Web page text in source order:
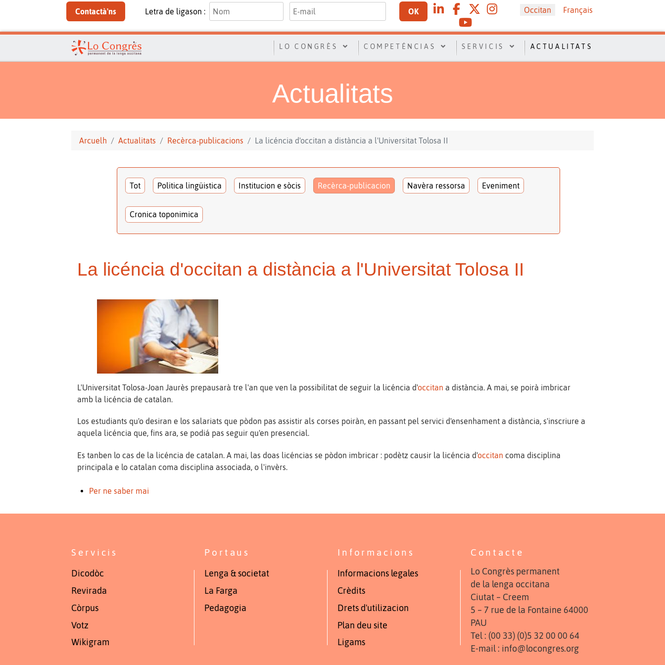
Contactà'ns Letra de ligason : OK Sélectionnez votre langue
Occitan Français
LO CONGRÈS COMPETÉNCIAS SERVICIS ACTUALITATS
Actualitats
Arcuelh Actualitats Recèrca-publicacions La licéncia d'occitan a distància a l'Universitat Tolosa II
Tot Politica lingüistica Institucion e sòcis Recèrca-publicacion Navèra ressorsa Eveniment
Cronica toponimica
La licéncia d'occitan a distància a l'Universitat Tolosa II
L'Universitat Tolosa-Joan Jaurès prepausarà tre l'an que ven la possibilitat de seguir la licéncia d'occitan a distància. A mai, se poirà imbricar
amb la licéncia de catalan.
Los estudiants qu'o desiran e los salariats que pòdon pas assistir als corses poiràn, en passant pel servici d'ensenhament a distància, s'inscriure a
aquela licéncia que, fins ara, se podiá pas seguir qu'en presencial.
Es tanben lo cas de la licéncia de catalan. A mai, las doas licéncias se pòdon imbricar : podètz causir la licéncia d'occitan coma disciplina
principala e lo catalan coma disciplina associada, o l'invèrs.
Per ne saber mai
Servicis
Dicodòc
Revirada
Còrpus
Votz
Wikigram
Portaus
Lenga & societat
La Farga
Pedagogia
Informacions
Informacions legales
Crèdits
Drets d'utilizacion
Plan deu site
Ligams
Contacte
Lo Congrès permanent
de la lenga occitana
Ciutat – Creem
5 – 7 rue de la Fontaine 64000
PAU
Tel : (00 33) (0)5 32 00 00 64
E-mail : info@locongres.org